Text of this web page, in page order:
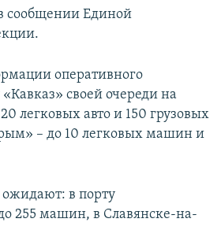
сообщении Единой
оперативного
своей очереди на
легковых авто и 150 грузовых
– до 10 легковых машин и
в порту
255 машин, в Славянске-на-